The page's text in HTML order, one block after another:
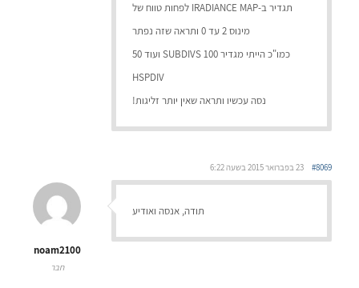
תגדיר ב-IRADIANCE MAP לפחות טווח של
מינוס 2 עד 0 ותראה שזה נפתר
כמו"כ הייתי מגדיר 100 SUBDIVS ועוד 50
HSPDIV
נסה עכשיו ותראה שאין יותר זליגות!
23 בפברואר 2015 בשעה 6:22 #8069
noam2100
חבר
תודה, אנסה ואודיע